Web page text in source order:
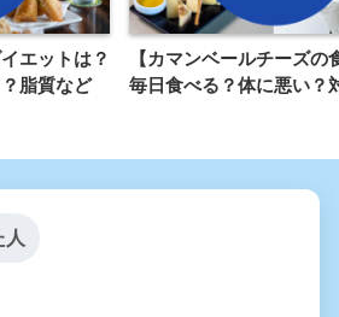
エットは？
脂質など
【カマンベールチーズの
毎日食べる？体に悪い？
人